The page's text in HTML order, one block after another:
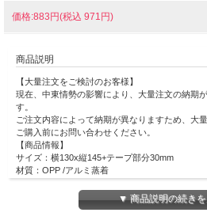
価格:883円(税込 971円)
商品説明
【大量注文をご検討のお客様】
現在、中東情勢の影響により、大量注文の納期
す。
ご注文内容によって納期が異なりますため、大
ご購入前にお問い合わせください。
【商品情報】
サイズ： 横130x縦145+テープ部分30mm
材質：OPP /アルミ蒸着
梱包形態：100枚OPP袋入 1,000枚クラフト包
対応ミニ色紙サイズ：縦120×横135mm
▼ 商品説明の続き